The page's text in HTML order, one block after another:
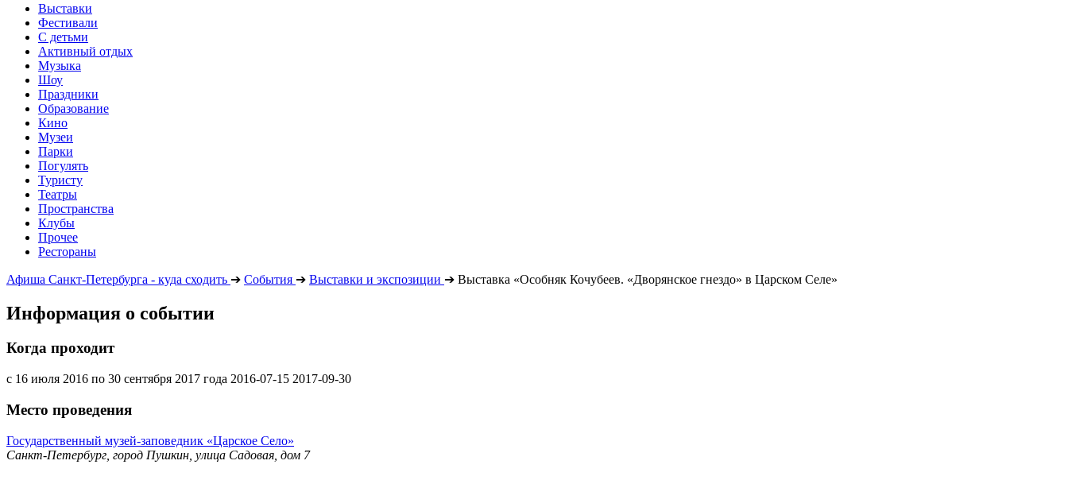
Выставки
Фестивали
С детьми
Активный отдых
Музыка
Шоу
Праздники
Образование
Кино
Музеи
Парки
Погулять
Туристу
Театры
Пространства
Клубы
Прочее
Рестораны
Афиша Санкт-Петербурга - куда сходить ➔ События ➔ Выставки и экспозиции ➔ Выставка «Особняк Кочубеев. «Дворянское гнездо» в Царском Селе»
Информация о событии
Когда проходит
с 16 июля 2016 по 30 сентября 2017 года 2016-07-15 2017-09-30
Место проведения
Государственный музей-заповедник «Царское Село»
Санкт-Петербург, город Пушкин, улица Садовая, дом 7